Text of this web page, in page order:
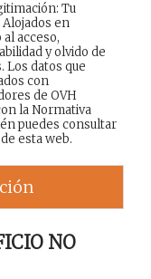
Tu
en
acceso,
y olvido de
datos que
con
de OVH
la Normativa
puedes consultar
de esta web.
NO